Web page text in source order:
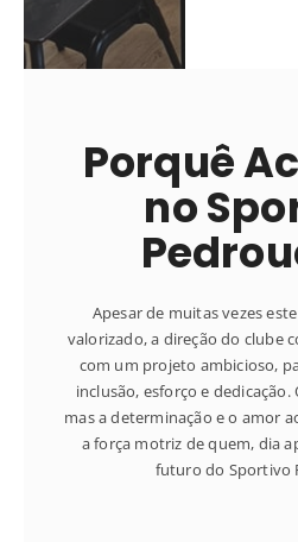
Porquê
no
Apesar de muitas vezes
valorizado, a direção do clube
com um projeto ambicioso,
inclusão, esforço e
mas a determinação e o amor
a força motriz de quem, dia
futuro do Sportivo